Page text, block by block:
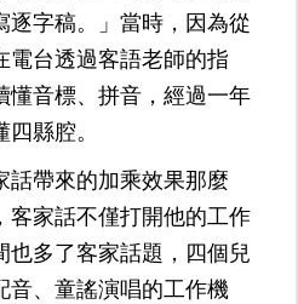
逐字稿。」當時，因為從
電台透過客語老師的指
懂音標、拼音，經過一年
縣腔。
話帶來的加乘效果那麼
客家話不僅打開他的工作
也多了客家話題，四個兒
音、童謠演唱的工作機